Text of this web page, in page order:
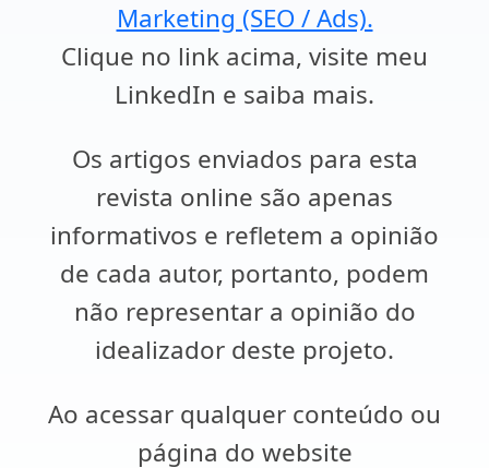
Marketing (SEO / Ads).
Clique no link acima, visite meu
LinkedIn e saiba mais.
Os artigos enviados para esta
revista online são apenas
informativos e refletem a opinião
de cada autor, portanto, podem
não representar a opinião do
idealizador deste projeto.
Ao acessar qualquer conteúdo ou
página do website